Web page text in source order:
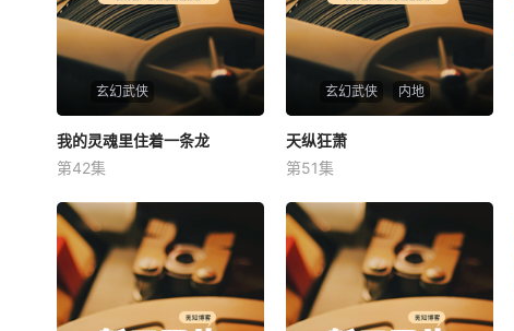
玄幻武侠
我的灵魂里住着一条龙
未知
我的灵魂里住着一条龙
第42集
玄幻武侠 内地
天纵狂萧
未知
天纵狂萧
第51集